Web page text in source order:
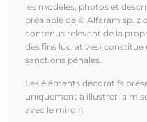
les modèles, photos et
préalable de © Alfaram sp. z
contenus relevant de la
des fins lucratives)
sanctions pénales.
Les éléments décoratifs
uniquement à illustrer la
avec le miroir.